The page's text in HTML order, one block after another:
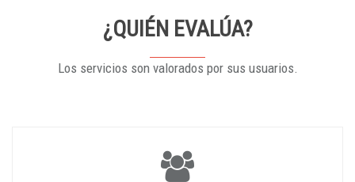
¿QUIÉN EVALÚA?
Los servicios son valorados por sus usuarios.